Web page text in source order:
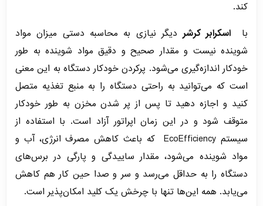
کند.
با اسکرابر کرشردیگر نیازی به محاسبه دستی میزان مواد
شوینده نیست و مقدار صحیح و دقیق مواد شوینده به طور
خودکار اندازه‌گیری می‌شود. پرکردن خودکار دستگاه به این معنی
است که می‌توانید به راحتی دستگاه را به منبع تغذیه متصل
کنید و اجازه دهید تا پس از پر شدن مخزن به طور خودکار
متوقف شود و در این زمان اپراتور آزاد است. با استفاده از
سیستم EcoEfficiency که باعث کاهش مصرف انرژی، آب و
مواد شوینده می‌شود، مقدار ساییدگی و پارگی در برس‌های
دستگاه را به حداقل می‌رسد و سر و صدا حین کار هم کاهش
می‌یابد. همه این‌ها تنها با چرخش یک کلید امکان‌پذیر است.